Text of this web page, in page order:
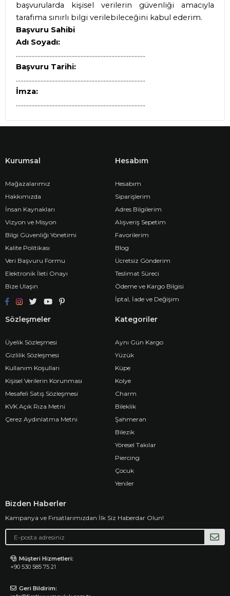
başvurularda kişisel verilerin güvenliği amacıyla
tarafıma sınırlı bilgi verilebileceğini kabul ederim.
Başvuru Sahibi
Adı Soyadı:
....................................................................................
Başvuru Tarihi:
....................................................................................
İmza:
....................................................................................
Kurumsal
Mağazalarımız
Hakkımızda
İnsan Kaynakları
Vizyon ve Misyon
Bilgi Güvenliği Yönetimi
Kalite Politikası
Veri Başvuru Formu
Elektronik İleti Onayı
Bize Ulaşın
Hesabım
Hesabım
Siparişlerim
Adres Bilgilerim
Alışveriş Sepetim
Favorilerim
Blog
Ücretsiz Gönderim
Teslimat Süreci
Ödeme ve Kargo Bilgisi
İptal, İade ve Değişim
Sözleşmeler
Üyelik Sözleşmesi
Gizlilik Sözleşmesi
Kullanım Koşulları
Kişisel Verilerin Korunması
Mesafeli Satış Sözleşmesi
KVK Açık Rıza Metni
Çerez Aydınlatma Metni
Kategoriler
Aynı Gün Kargo
Yüzük
Küpe
Kolye
Charm
Bileklik
Şahmeran
Bilezik
Yöresel Takılar
Piercing
Çocuk
Yeniler
Bizden Haberler
Kampanya ve Fırsatlarımızdan İlk Siz Haberdar Olun!
Müşteri Hizmetleri:
+90 530 585 75 21
Geri Bildirim: